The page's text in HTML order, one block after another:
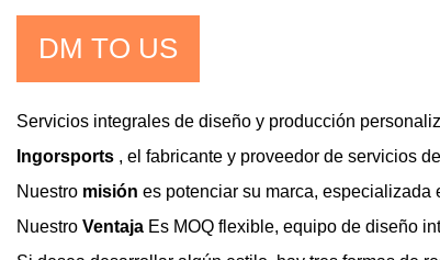
DM TO US
Servicios integrales de diseño y producción
Ingorsports , el fabricante y proveedor de servicios
Nuestro misión es potenciar su marca, especializada
Nuestro Ventaja Es MOQ flexible, equipo de diseño